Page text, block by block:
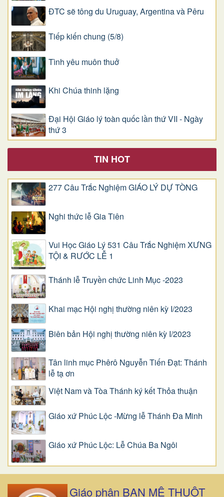
ĐTC sẽ tông du Uruguay, Argentina và Pêru
Tiếp kiến chung (5/8)
Tình yêu muôn thuở
Khi Chúa thinh lặng
Đại Hội Giáo lý toàn quốc lần thứ VII - Ngày
thứ 3
TIN HOT
277 Câu Trắc Nghiệm GIÁO LÝ DỰ TÒNG
Nghi thức lễ Gia Tiên
Vui Học Giáo Lý 531 Câu Trắc Nghiệm XƯNG
TỘI & RƯỚC LỄ 1
Thánh lễ Truyền chức Linh Mục -2023
Khai mạc Hội nghị thường niên kỳ I/2023
Biên bản Hội nghị thường niên kỳ I/2023
Tân linh mục Phêrô Nguyễn Tiến Đạt: Thánh
lễ tạ ơn
Việt Nam và Tòa Thánh ký kết Thỏa thuận
Giáo xứ Phúc Lộc -Mừng lễ Thánh Đa Minh
Giáo xứ Phúc Lộc: Lễ Chúa Ba Ngôi
Giáo phận BAN MÊ THUỘT